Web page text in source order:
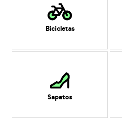
Bicicletas
Sapatos